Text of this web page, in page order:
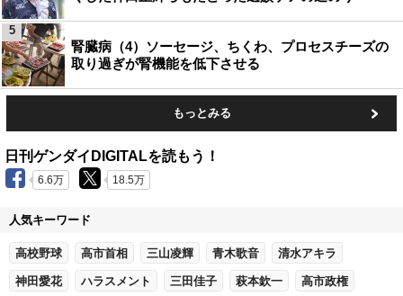
腎臓病（4）ソーセージ、ちくわ、プロセスチーズの
取り過ぎが腎機能を低下させる
5
もっとみる
日刊ゲンダイDIGITALを読もう！
6.6万 18.5万
人気キーワード
高校野球 高市首相 三山凌輝 青木歌音 清水アキラ
神田愛花 ハラスメント 三田佳子 萩本欽一 高市政権